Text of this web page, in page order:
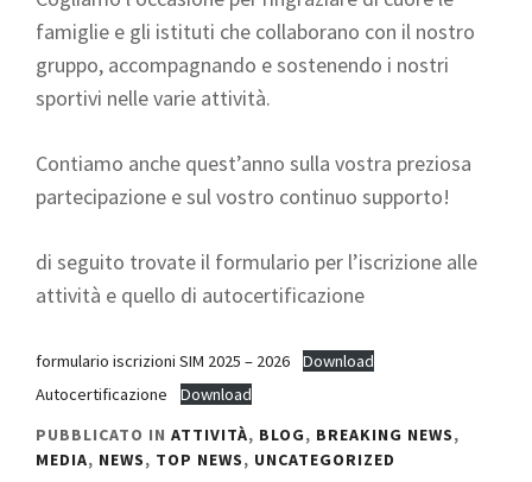
famiglie e gli istituti che collaborano con il nostro
gruppo, accompagnando e sostenendo i nostri
sportivi nelle varie attività.
Contiamo anche quest’anno sulla vostra preziosa
partecipazione e sul vostro continuo supporto!
di seguito trovate il formulario per l’iscrizione alle
attività e quello di autocertificazione
formulario iscrizioni SIM 2025 – 2026
Download
Autocertificazione
Download
PUBBLICATO IN ATTIVITÀ, BLOG, BREAKING NEWS,
MEDIA, NEWS, TOP NEWS, UNCATEGORIZED